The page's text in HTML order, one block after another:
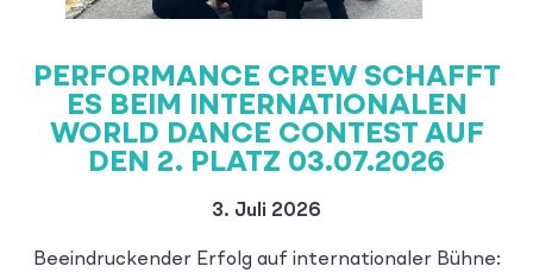
PERFORMANCE CREW SCHAFFT
ES BEIM INTERNATIONALEN
WORLD DANCE CONTEST AUF
DEN 2. PLATZ 03.07.2026
3. Juli 2026
Beeindruckender Erfolg auf internationaler Bühne: